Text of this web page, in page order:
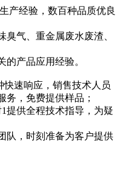
产经验，数百种品质优良
臭气、重金属废水废渣、
的产品应用经验。
快速响应，销售技术人员
务，免费提供样品；
提供全程技术指导，为疑
队，时刻准备为客户提供